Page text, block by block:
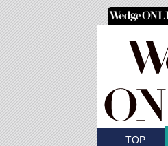
TOP